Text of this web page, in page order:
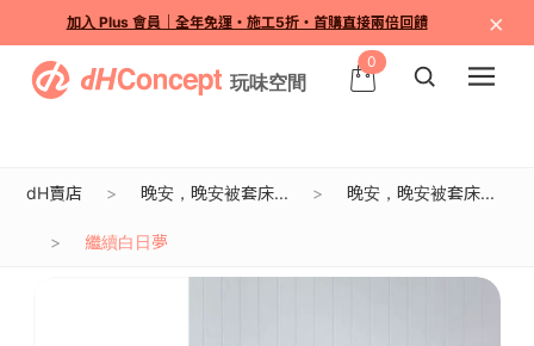
加入 Plus 會員｜全年免運・施工5折・首購直接兩倍回饋 ×
0
dH賣店 晚安，晚安被套床... 晚安，晚安被套床...
繼續白日夢